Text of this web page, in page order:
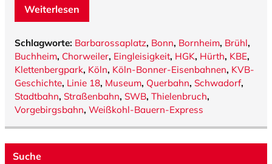
Weiterlesen
Schlagworte: Barbarossaplatz, Bonn, Bornheim, Brühl,
Buchheim, Chorweiler, Eingleisigkeit, HGK, Hürth, KBE,
Klettenbergpark, Köln, Köln-Bonner-Eisenbahnen, KVB-
Geschichte, Linie 18, Museum, Querbahn, Schwadorf,
Stadtbahn, Straßenbahn, SWB, Thielenbruch,
Vorgebirgsbahn, Weißkohl-Bauern-Express
Suche